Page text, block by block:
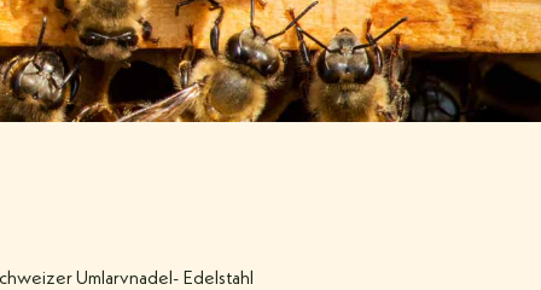
Umlarvnadel- Edelstahl